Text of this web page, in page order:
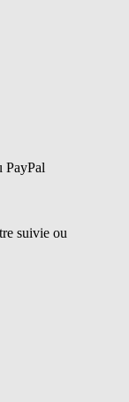
PayPal
suivie ou